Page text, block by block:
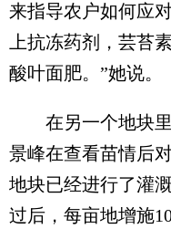
来指导农户如何应
上抗冻药剂，芸苔
酸叶面肥。”她说。
在另一个地块里
景峰在查看苗情后
地块已经进行了灌
过后，每亩地增施